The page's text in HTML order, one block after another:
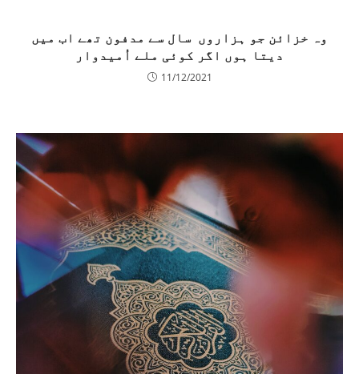
وہ خزائن جو ہزاروں سال سے مدفون تھے اب میں
دیتا ہوں اگر کوئی ملے اُمیدوار
11/12/2021